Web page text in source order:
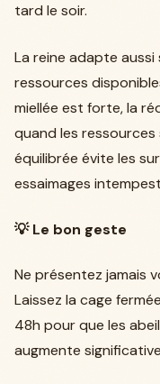
tard le soir.
La reine adapte
ressources
miellée est forte, la
quand les
équilibrée évite les
essaimages
💡 Le bon geste
Ne présentez jamais
Laissez la cage
48h pour que les
augmente